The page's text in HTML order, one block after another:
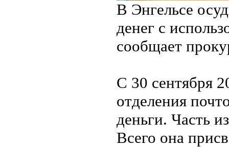
В Энгельсе
денег с
сообщает
С 30 сентября
отделения
деньги. Часть
Всего она